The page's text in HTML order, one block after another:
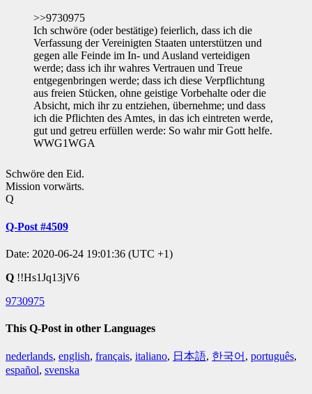
>>9730975
Ich schwöre (oder bestätige) feierlich, dass ich die
Verfassung der Vereinigten Staaten unterstützen und
gegen alle Feinde im In- und Ausland verteidigen
werde; dass ich ihr wahres Vertrauen und Treue
entgegenbringen werde; dass ich diese Verpflichtung
aus freien Stücken, ohne geistige Vorbehalte oder die
Absicht, mich ihr zu entziehen, übernehme; und dass
ich die Pflichten des Amtes, in das ich eintreten werde,
gut und getreu erfüllen werde: So wahr mir Gott helfe.
WWG1WGA
Schwöre den Eid.
Mission vorwärts.
Q
Q-Post #4509
Date: 2020-06-24 19:01:36 (UTC +1)
Q !!Hs1Jq13jV6
9730975
This Q-Post in other Languages
nederlands, english, français, italiano, 日本語, 한국어 , português,
español, svenska